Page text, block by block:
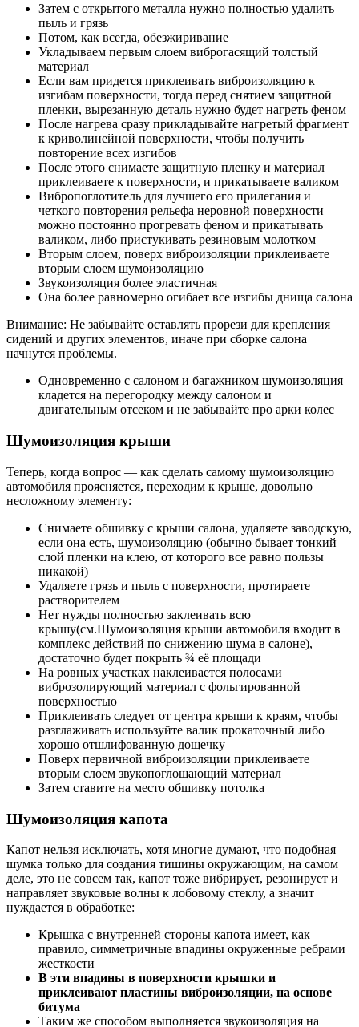
Затем с открытого металла нужно полностью удалить
пыль и грязь
Потом, как всегда, обезжиривание
Укладываем первым слоем виброгасящий толстый
материал
Если вам придется приклеивать виброизоляцию к
изгибам поверхности, тогда перед снятием защитной
пленки, вырезанную деталь нужно будет нагреть феном
После нагрева сразу прикладывайте нагретый фрагмент
к криволинейной поверхности, чтобы получить
повторение всех изгибов
После этого снимаете защитную пленку и материал
приклеиваете к поверхности, и прикатываете валиком
Вибропоглотитель для лучшего его прилегания и
четкого повторения рельефа неровной поверхности
можно постоянно прогревать феном и прикатывать
валиком, либо пристукивать резиновым молотком
Вторым слоем, поверх виброизоляции приклеиваете
вторым слоем шумоизоляцию
Звукоизоляция более эластичная
Она более равномерно огибает все изгибы днища салона
Внимание: Не забывайте оставлять прорези для крепления
сидений и других элементов, иначе при сборке салона
начнутся проблемы.
Одновременно с салоном и багажником шумоизоляция
кладется на перегородку между салоном и
двигательным отсеком и не забывайте про арки колес
Шумоизоляция крыши
Теперь, когда вопрос — как сделать самому шумоизоляцию
автомобиля проясняется, переходим к крыше, довольно
несложному элементу:
Снимаете обшивку с крыши салона, удаляете заводскую,
если она есть, шумоизоляцию (обычно бывает тонкий
слой пленки на клею, от которого все равно пользы
никакой)
Удаляете грязь и пыль с поверхности, протираете
растворителем
Нет нужды полностью заклеивать всю
крышу(см.Шумоизоляция крыши автомобиля входит в
комплекс действий по снижению шума в салоне),
достаточно будет покрыть ¾ её площади
На ровных участках наклеивается полосами
виброзолирующий материал с фольгированной
поверхностью
Приклеивать следует от центра крыши к краям, чтобы
разглаживать используйте валик прокаточный либо
хорошо отшлифованную дощечку
Поверх первичной виброизоляции приклеиваете
вторым слоем звукопоглощающий материал
Затем ставите на место обшивку потолка
Шумоизоляция капота
Капот нельзя исключать, хотя многие думают, что подобная
шумка только для создания тишины окружающим, на самом
деле, это не совсем так, капот тоже вибрирует, резонирует и
направляет звуковые волны к лобовому стеклу, а значит
нуждается в обработке:
Крышка с внутренней стороны капота имеет, как
правило, симметричные впадины окруженные ребрами
жесткости
В эти впадины в поверхности крышки и
приклеивают пластины виброизоляции, на основе
битума
Таким же способом выполняется звукоизоляция на